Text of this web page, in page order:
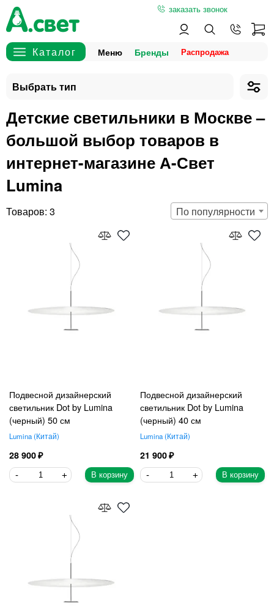
заказать звонок
Меню Бренды
Детские светильники в Москве –
большой выбор товаров в
интернет-магазине А-Свет
Lumina
3 По популярности
Подвесной дизайнерский
светильник Dot by Lumina
(черный) 50 см
Lumina Китай
28 900
В корзину
Подвесной дизайнерский
светильник Dot by Lumina
(черный) 40 см
Lumina Китай
21 900
В корзину